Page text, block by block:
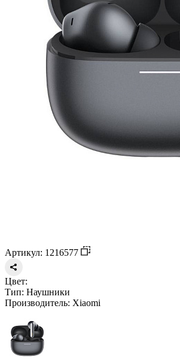
Артикул: 1216577
Цвет:
Тип: Наушники
Производитель: Xiaomi